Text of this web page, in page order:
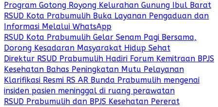
Program Gotong Royong Kelurahan Gunung Ibul Barat
RSUD Kota Prabumulih Buka Layanan Pengaduan dan
Informasi Melalui WhatsApp
RSUD Kota Prabumulih Gelar Senam Pagi Bersama,
Dorong Kesadaran Masyarakat Hidup Sehat
Direktur RSUD Prabumulih Hadiri Forum Kemitraan BPJS
Kesehatan Bahas Peningkatan Mutu Pelayanan
Klarifikasi Resmi RS AR Bunda Prabumulih mengenai
insiden pasien meninggal di ruang perawatan
RSUD Prabumulih dan BPJS Kesehatan Pererat